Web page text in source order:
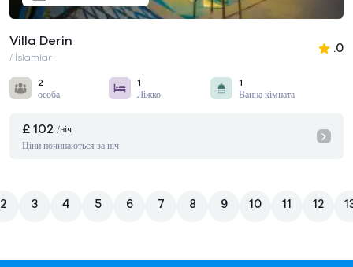
Villa Derin
/ İslamlar
.0
2
особа
1
Ліжко
1
Ванна кімната
£ 102 /ніч
Ціни починаються за ніч
2 3 4 5 6 7 8 9 10 11 12